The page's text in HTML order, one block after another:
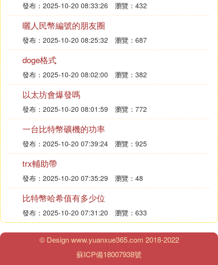
而生態互融方面，Conflux與API3、Injective、Oasi
s、Waves、Commons Stack、Stablecorp 、Fetch.a
i等眾多項目及機構達成了合作，這也凸顯了其實力，
也迎合著如今的區塊鏈發展趨勢，單打獨斗的項目註
定不能長存，只有報團取暖才能共贏，Conflux是國
產公鏈的一位佼佼者。
從技術層面來看，Conflux公鏈系統已實現每秒處理
超過3000筆交易的吞吐量，並將交易確認時間壓縮到
30秒以內，這是一項大的突破。但如今面臨的問題我
認為在於貓狗之爭，把貓比做中國，狗比作中國之外
的國外來看的話，目前經濟的斗爭不斷，很多中國企
業的出海很困難，區塊鏈行業也不例外，想要真正讓
大量國外區塊鏈用戶接受，Conflux還有很長的路要
走。
而對未來，我個人預測Conflux可能還會以繼續完善
底層架構為主，畢竟要想打仗先要穩固城牆，正如20
21的技術路線圖所說一樣，Conflux在向隱私計算方
發布：2025-10-20 08:33:26 瀏覽：432
曬人民幣編號的朋友圈
發布：2025-10-20 08:25:32 瀏覽：687
doge格式
發布：2025-10-20 08:02:00 瀏覽：382
以太坊會爆發嗎
發布：2025-10-20 08:01:59 瀏覽：772
一台比特幣礦機的功率
發布：2025-10-20 07:39:24 瀏覽：925
trx輔助帶
發布：2025-10-20 07:35:29 瀏覽：48
比特幣哈希值有多少位
發布：2025-10-20 07:31:20 瀏覽：633
© Design www.yuanxue365.com 2018-2022
蘇ICP備18007938號